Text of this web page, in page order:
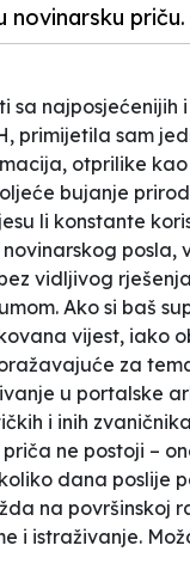
novinarsku priču.
sa
primijetila sam
otprilike
bujanje
li konstante
vidljivog
Ako si baš
vijest, iako
za
u portalske
i inih
ne postoji –
dana poslije
na površinskoj
i istraživanje.